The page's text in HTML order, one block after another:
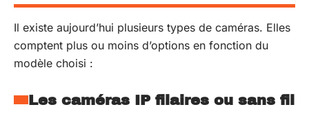
Il existe aujourd’hui plusieurs types de caméras. Elles
comptent plus ou moins d’options en fonction du
modèle choisi :
Les caméras IP filaires ou sans fil